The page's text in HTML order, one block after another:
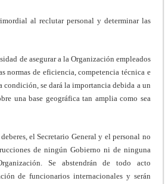
al reclutar personal y determinar las
de asegurar a la Organización empleados
normas de eficiencia, competencia técnica e
condición, se dará la importancia debida a un
una base geográfica tan amplia como sea
el Secretario General y el personal no
de ningún Gobierno ni de ninguna
Se abstendrán de todo acto
de funcionarios internacionales y serán